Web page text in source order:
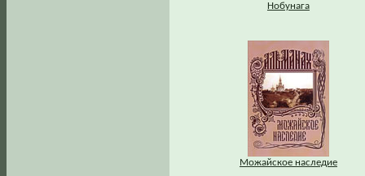
Нобунага
Можайское наследие